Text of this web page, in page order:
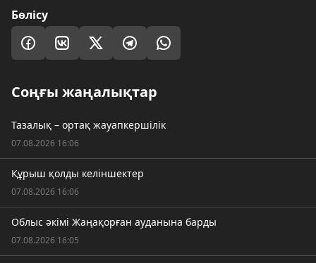
Бөлісу
Соңғы жаңалықтар
Тазалық – ортақ жауапкершілік
07.08.2026 16:06
Құрыш қолды келіншектер
07.08.2026 16:06
Облыс әкімі Жаңақорған ауданына барды
07.08.2026 16:05